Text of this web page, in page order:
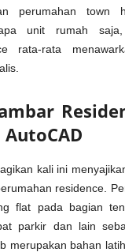
perumahan town
unit rumah
rata-rata
kali ini
residence.
flat pada bagian
parkir dan lain
merupakan bahan